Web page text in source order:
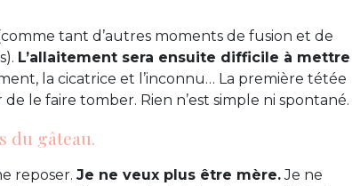
tant d’autres moments de fusion et de
L’allaitement sera ensuite difficile à mettre
la cicatrice et l’inconnu… La première tétée
le faire tomber. Rien n’est simple ni spontané.
du gâteau.
reposer. Je ne veux plus être mère.Je ne